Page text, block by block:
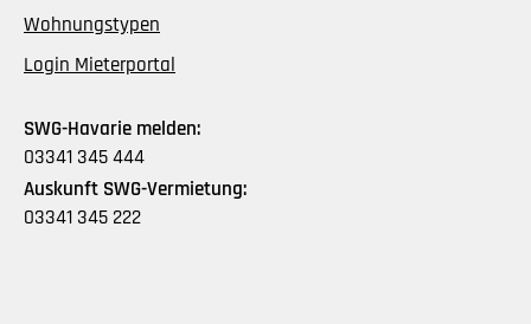
Wohnungstypen
Login Mieterportal
SWG-Havarie melden:
03341 345 444
Auskunft SWG-Vermietung:
03341 345 222